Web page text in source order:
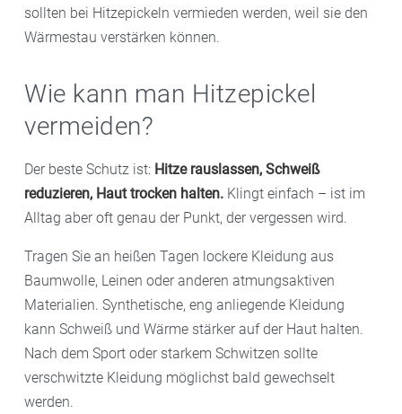
sollten bei Hitzepickeln vermieden werden, weil sie den
Wärmestau verstärken können.
Wie kann man Hitzepickel
vermeiden?
Der beste Schutz ist: Hitze rauslassen, Schweiß
reduzieren, Haut trocken halten. Klingt einfach – ist im
Alltag aber oft genau der Punkt, der vergessen wird.
Tragen Sie an heißen Tagen lockere Kleidung aus
Baumwolle, Leinen oder anderen atmungsaktiven
Materialien. Synthetische, eng anliegende Kleidung
kann Schweiß und Wärme stärker auf der Haut halten.
Nach dem Sport oder starkem Schwitzen sollte
verschwitzte Kleidung möglichst bald gewechselt
werden.